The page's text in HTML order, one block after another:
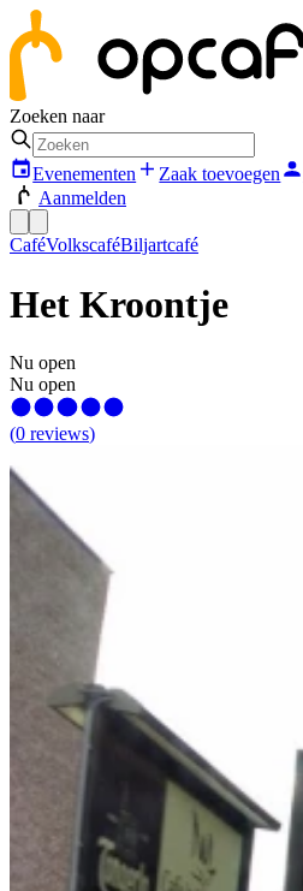
Zoeken naar
Evenementen Zaak toevoegen
Aanmelden
CaféVolkscaféBiljartcafé
Het Kroontje
Nu open
Nu open
(0 reviews)